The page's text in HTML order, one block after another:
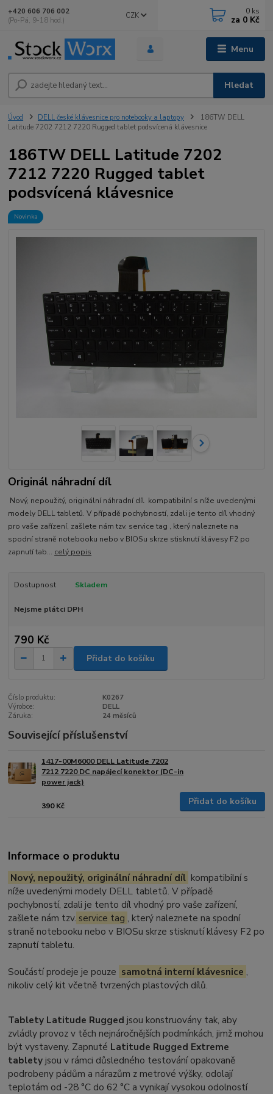
Menu
CZK
Hledat
+420 606 706 002
(Po-Pá, 9-18 hod.)
0 ks
za 0 Kč
Úvod DELL české klávesnice pro notebooky a laptopy
186TW DELL
Latitude 7202 7212 7220 Rugged tablet podsvícená klávesnice
186TW DELL Latitude 7202
7212 7220 Rugged tablet
podsvícená klávesnice
Novinka
Originál náhradní díl
Nový, nepoužitý, originální náhradní díl kompatibilní s níže uvedenými
modely DELL tabletů. V případě pochybností, zdali je tento díl vhodný
pro vaše zařízení, zašlete nám tzv. service tag , který naleznete na
spodní straně notebooku nebo v BIOSu skrze stisknutí klávesy F2 po
zapnutí tab... celý popis
Dostupnost Skladem
Nejsme plátci DPH
790 Kč
Přidat do košíku
Číslo produktu:
K0267
Výrobce:
DELL
Záruka:
24 měsíců
Související příslušenství
1417-00M6000 DELL Latitude 7202
7212 7220 DC napájecí konektor (DC-in
power jack)
390 Kč Přidat do košíku
Informace o produktu
Nový, nepoužitý, originální náhradní díl kompatibilní s
níže uvedenými modely DELL tabletů. V případě
pochybností, zdali je tento díl vhodný pro vaše zařízení,
zašlete nám tzv. service tag , který naleznete na spodní
straně notebooku nebo v BIOSu skrze stisknutí klávesy F2 po
zapnutí tabletu.
Součástí prodeje je pouze samotná interní klávesnice ,
nikoliv celý kit včetně tvrzených plastových dílů.
Tablety Latitude Rugged jsou konstruovány tak, aby
zvládly provoz v těch nejnáročnějších podmínkách, jimž mohou
být vystaveny. Zapnuté Latitude Rugged Extreme
tablety jsou v rámci důsledného testování opakovaně
podrobeny pádům a nárazům z metrové výšky, odolají
teplotám od -28 °C do 62 °C a vynikají vysokou odolností